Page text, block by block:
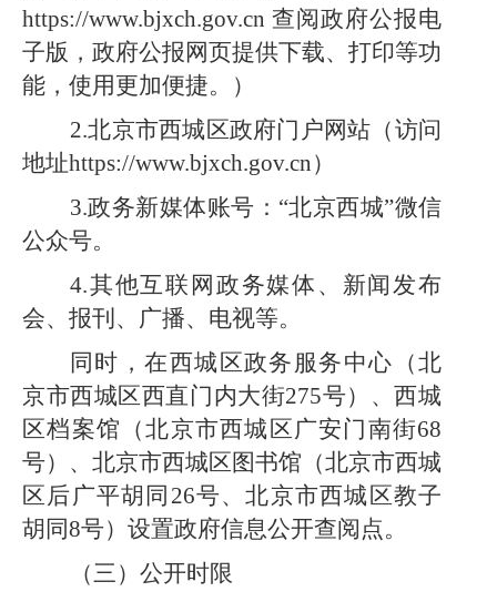
https://www.bjxch.gov.cn 查阅政府公报电
子版，政府公报网页提供下载、打印等功
能，使用更加便捷。）
2.北京市西城区政府门户网站（访问
地址https://www.bjxch.gov.cn）
3.政务新媒体账号：“北京西城”微信
公众号。
4.其他互联网政务媒体、新闻发布
会、报刊、广播、电视等。
同时，在西城区政务服务中心（北
京市西城区西直门内大街275号）、西城
区档案馆（北京市西城区广安门南街68
号）、北京市西城区图书馆（北京市西城
区后广平胡同26号、北京市西城区教子
胡同8号）设置政府信息公开查阅点。
（三）公开时限